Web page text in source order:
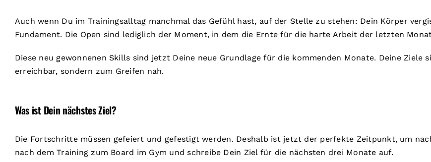
Auch wenn Du im Trainingsalltag manchmal das Gefühl hast, auf der Stelle zu stehen: Dein Körper
Fundament. Die Open sind lediglich der Moment, in dem die Ernte für die harte Arbeit der letzten
Diese neu gewonnenen Skills sind jetzt Deine neue Grundlage für die kommenden Monate. Deine
erreichbar, sondern zum Greifen nah.
Was ist Dein nächstes Ziel?
Die Fortschritte müssen gefeiert und gefestigt werden. Deshalb ist jetzt der perfekte Zeitpunkt, um
nach dem Training zum Board im Gym und schreibe Dein Ziel für die nächsten drei Monate auf.